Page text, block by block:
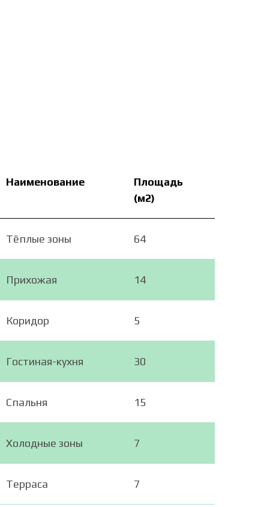
Наименование
Площадь
(м2)
Тёплые зоны 64
Прихожая 14
Коридор 5
Гостиная-кухня 30
Спальня 15
Холодные зоны 7
Терраса 7